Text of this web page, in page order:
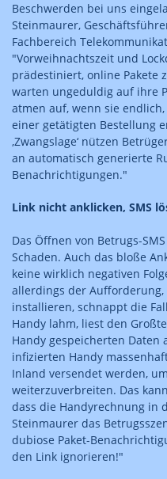
Beschwerden bei uns
Steinmaurer,
Fachbereich
"Vorweihnachtszeit und
prädestiniert, online Pakete
warten ungeduldig auf ihre
atmen auf, wenn sie
einer getätigten Bestellung
‚Zwangslage‘ nützen
an automatisch generierte
Benachrichtigungen."
Link nicht anklicken, SMS
Das Öffnen von Betrugs-
Schaden. Auch das bloße
keine wirklich negativen
allerdings der Aufforderung,
installieren, schnappt die
Handy lahm, liest den
Handy gespeicherten Daten
infizierten Handy
Inland versendet werden,
weiterzuverbreiten. Das
dass die Handyrechnung in
Steinmaurer das
dubiose Paket-
den Link ignorieren!"